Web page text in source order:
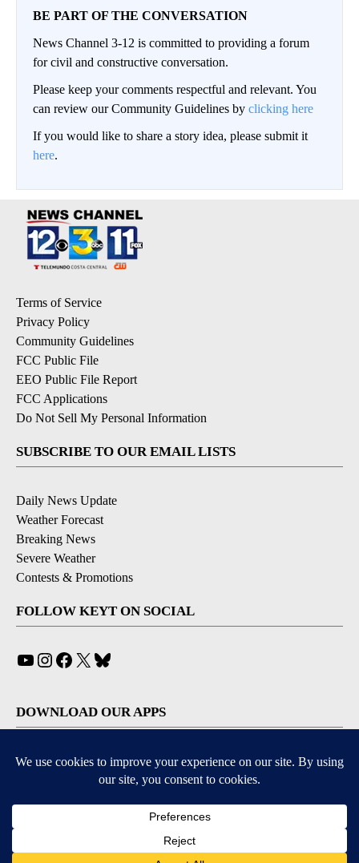
BE PART OF THE CONVERSATION
News Channel 3-12 is committed to providing a forum
for civil and constructive conversation.
Please keep your comments respectful and relevant. You
can review our Community Guidelines by clicking here
If you would like to share a story idea, please submit it
here.
Terms of Service
Privacy Policy
Community Guidelines
FCC Public File
EEO Public File Report
FCC Applications
Do Not Sell My Personal Information
SUBSCRIBE TO OUR EMAIL LISTS
Daily News Update
Weather Forecast
Breaking News
Severe Weather
Contests & Promotions
FOLLOW KEYT ON SOCIAL
YouTube
Instagram
Facebook
X
DOWNLOAD OUR APPS
Available for iOS and Android